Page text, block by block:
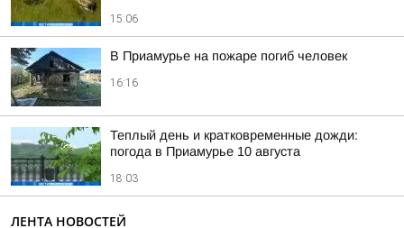
15:06
В Приамурье на пожаре погиб человек
16:16
Теплый день и кратковременные дожди:
погода в Приамурье 10 августа
18:03
ЛЕНТА НОВОСТЕЙ